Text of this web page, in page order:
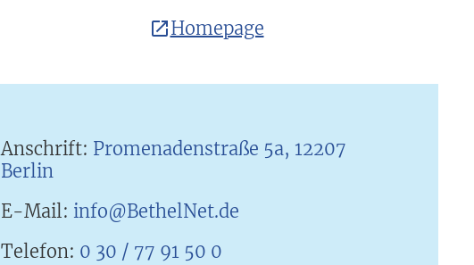
Homepage
Anschrift: Promenadenstraße 5a, 12207
Berlin
E-Mail: info@BethelNet.de
Telefon: 0 30 / 77 91 50 0